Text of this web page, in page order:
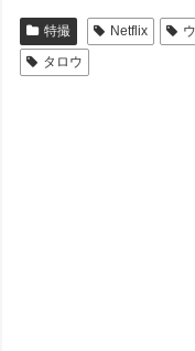
特撮 Netflix
タロウ